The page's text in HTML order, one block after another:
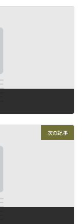
次の記事